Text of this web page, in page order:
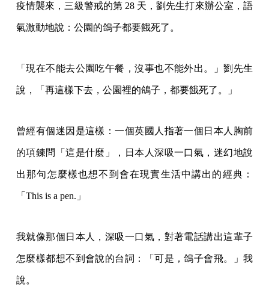
疫情襲來，三級警戒的第 28 天，劉先生打來辦公室，語
氣激動地說：公園的鴿子都要餓死了。
「現在不能去公園吃午餐，沒事也不能外出。」劉先生
說，「再這樣下去，公園裡的鴿子，都要餓死了。」
曾經有個迷因是這樣：一個英國人指著一個日本人胸前
的項鍊問「這是什麼」，日本人深吸一口氣，迷幻地說
出那句怎麼樣也想不到會在現實生活中講出的經典：
「This is a pen.」
我就像那個日本人，深吸一口氣，對著電話講出這輩子
怎麼樣都想不到會說的台詞：「可是，鴿子會飛。」我
說。